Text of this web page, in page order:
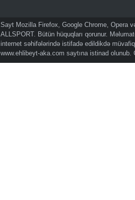
Sayt Mozilla Firefox, Google Chrome, Opera
ALLSPORT. Bütün hüquqları qorunur.
internet səhifələrində istifadə edildikdə
www.ehlibeyt-aka.com saytına istinad olunub.